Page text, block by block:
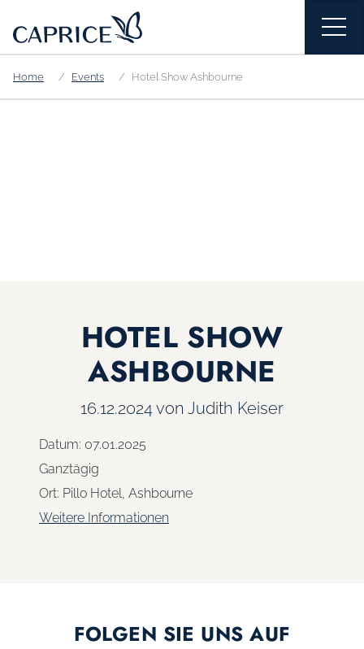
Home Events Hotel Show Ashbourne
HOTEL SHOW
ASHBOURNE
16.12.2024 von Judith Keiser
Datum: 07.01.2025
Ganztägig
Ort: Pillo Hotel, Ashbourne
Weitere Informationen
FOLGEN SIE UNS AUF